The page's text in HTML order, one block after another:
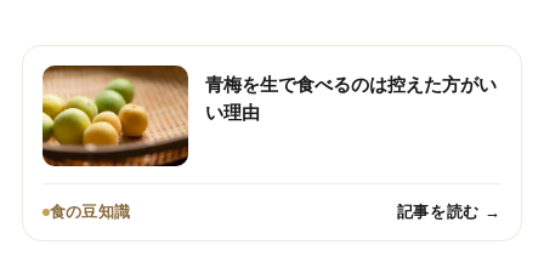
青梅を生で食べるのは控えた方がい
い理由
食の豆知識 記事を読む →